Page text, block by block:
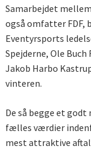
Samarbejdet
også omfatter FDF,
Eventyrsports
Spejderne, Ole
Jakob Harbo
vinteren.
De så begge et
fælles værdier
mest attraktive